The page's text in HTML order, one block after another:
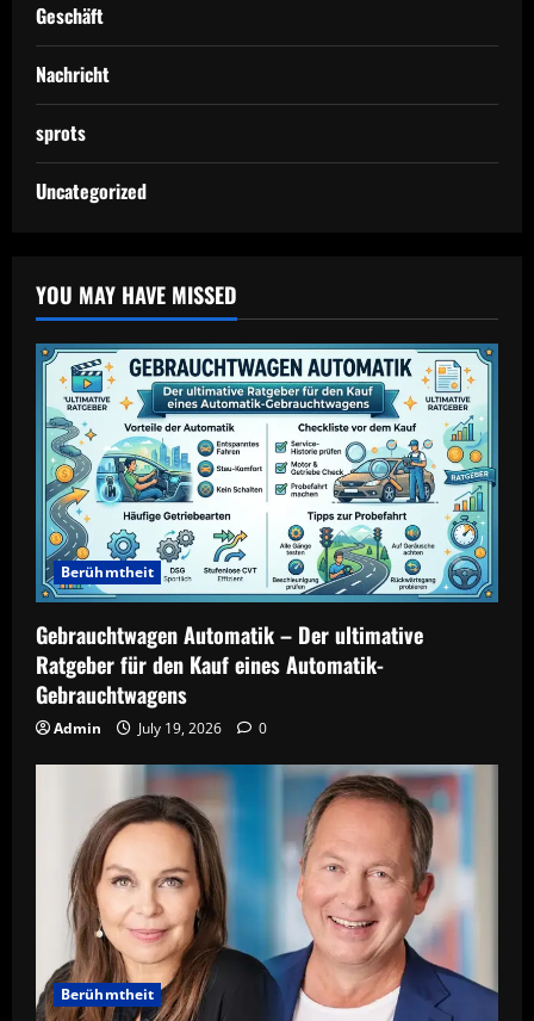
Geschäft
Nachricht
sprots
Uncategorized
YOU MAY HAVE MISSED
Berühmtheit
Gebrauchtwagen Automatik – Der ultimative
Ratgeber für den Kauf eines Automatik-
Gebrauchtwagens
Admin July 19, 2026 0
Berühmtheit